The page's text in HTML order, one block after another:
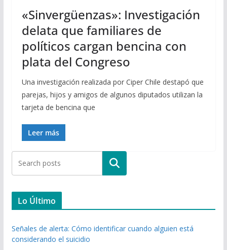
«Sinvergüenzas»: Investigación
delata que familiares de
políticos cargan bencina con
plata del Congreso
Una investigación realizada por Ciper Chile destapó que
parejas, hijos y amigos de algunos diputados utilizan la
tarjeta de bencina que
Leer más
Buscar
Lo Último
Señales de alerta: Cómo identificar cuando alguien está
considerando el suicidio